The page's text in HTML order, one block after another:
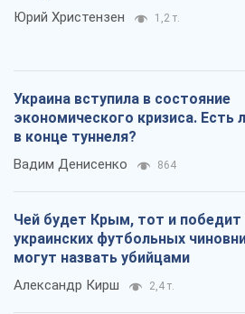
Юрий Христензен 1,2 т.
Украина вступила в состояние
экономического кризиса. Есть
в конце туннеля?
Вадим Денисенко 864
Чей будет Крым, тот и победит
украинских футбольных
могут назвать убийцами
Александр Кирш 2,4 т.